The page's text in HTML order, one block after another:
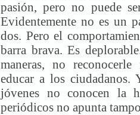
pasión, pero no puede
Evidentemente no es un
dos. Pero el
barra brava. Es
maneras, no
educar a los
jóvenes no conocen la
periódicos no apunta